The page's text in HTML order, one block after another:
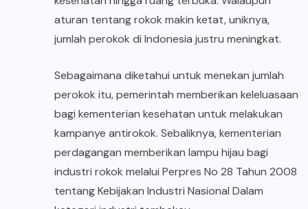
aturan tentang rokok makin ketat, uniknya,
jumlah perokok di Indonesia justru meningkat.
Sebagaimana diketahui untuk menekan jumlah
perokok itu, pemerintah memberikan keleluasaan
bagi kementerian kesehatan untuk melakukan
kampanye antirokok. Sebaliknya, kementerian
perdagangan memberikan lampu hijau bagi
industri rokok melalui Perpres No 28 Tahun 2008
tentang Kebijakan Industri Nasional Dalam